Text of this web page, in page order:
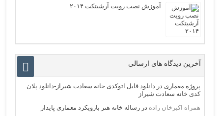
آموزش نصب رویت آرشیتکت ۲۰۱۴
آخرین دیدگاه های ارسالی
پروژه معماری در دانلود فایل اتوکدی خانه سعادت شیراز-دانلود پلان
کدی خانه سعادت شیراز
همراه اکبرخان زاده دررساله خانه هنر بارویکرد معماری پایدار